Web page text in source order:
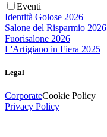
Eventi
Identità Golose 2026
Salone del Risparmio 2026
Fuorisalone 2026
L'Artigiano in Fiera 2025
Legal
CorporateCookie Policy
Privacy Policy